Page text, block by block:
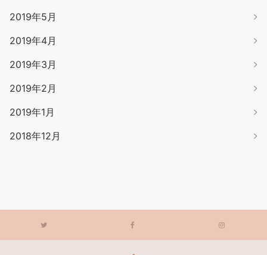
2019年5月
2019年4月
2019年3月
2019年2月
2019年1月
2018年12月